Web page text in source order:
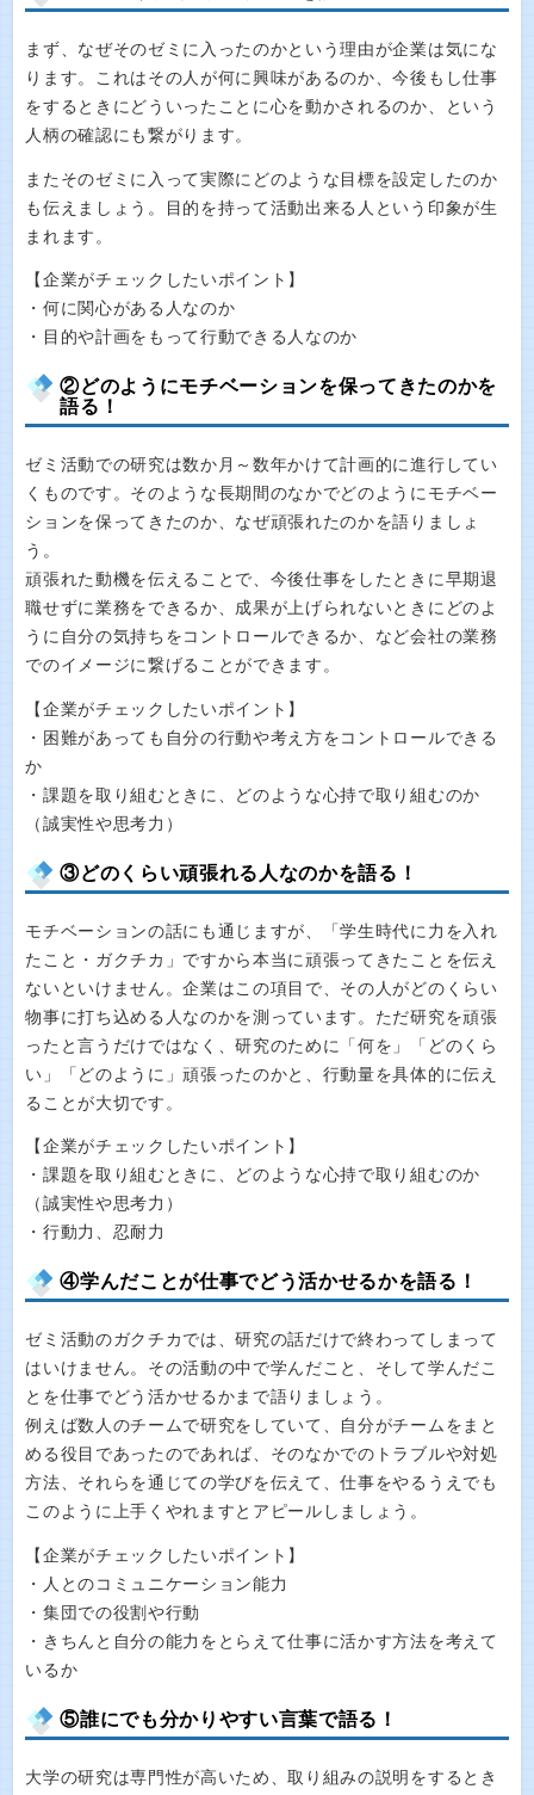
まず、なぜそのゼミに入ったのかという理由が企業は気にな
ります。これはその人が何に興味があるのか、今後もし仕事
をするときにどういったことに心を動かされるのか、という
人柄の確認にも繋がります。
またそのゼミに入って実際にどのような目標を設定したのか
も伝えましょう。目的を持って活動出来る人という印象が生
まれます。
【企業がチェックしたいポイント】
・何に関心がある人なのか
・目的や計画をもって行動できる人なのか
②どのようにモチベーションを保ってきたのかを
語る！
ゼミ活動での研究は数か月～数年かけて計画的に進行してい
くものです。そのような長期間のなかでどのようにモチベー
ションを保ってきたのか、なぜ頑張れたのかを語りましょ
う。
頑張れた動機を伝えることで、今後仕事をしたときに早期退
職せずに業務をできるか、成果が上げられないときにどのよ
うに自分の気持ちをコントロールできるか、など会社の業務
でのイメージに繋げることができます。
【企業がチェックしたいポイント】
・困難があっても自分の行動や考え方をコントロールできる
か
・課題を取り組むときに、どのような心持で取り組むのか
（誠実性や思考力）
③どのくらい頑張れる人なのかを語る！
モチベーションの話にも通じますが、「学生時代に力を入れ
たこと・ガクチカ」ですから本当に頑張ってきたことを伝え
ないといけません。企業はこの項目で、その人がどのくらい
物事に打ち込める人なのかを測っています。ただ研究を頑張
ったと言うだけではなく、研究のために「何を」「どのくら
い」「どのように」頑張ったのかと、行動量を具体的に伝え
ることが大切です。
【企業がチェックしたいポイント】
・課題を取り組むときに、どのような心持で取り組むのか
（誠実性や思考力）
・行動力、忍耐力
④学んだことが仕事でどう活かせるかを語る！
ゼミ活動のガクチカでは、研究の話だけで終わってしまって
はいけません。その活動の中で学んだこと、そして学んだこ
とを仕事でどう活かせるかまで語りましょう。
例えば数人のチームで研究をしていて、自分がチームをまと
める役目であったのであれば、そのなかでのトラブルや対処
方法、それらを通じての学びを伝えて、仕事をやるうえでも
このように上手くやれますとアピールしましょう。
【企業がチェックしたいポイント】
・人とのコミュニケーション能力
・集団での役割や行動
・きちんと自分の能力をとらえて仕事に活かす方法を考えて
いるか
⑤誰にでも分かりやすい言葉で語る！
大学の研究は専門性が高いため、取り組みの説明をするとき